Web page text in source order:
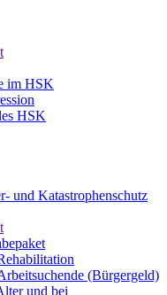
im HSK
HSK
und Katastrophenschutz
(Bürgergeld)
und bei